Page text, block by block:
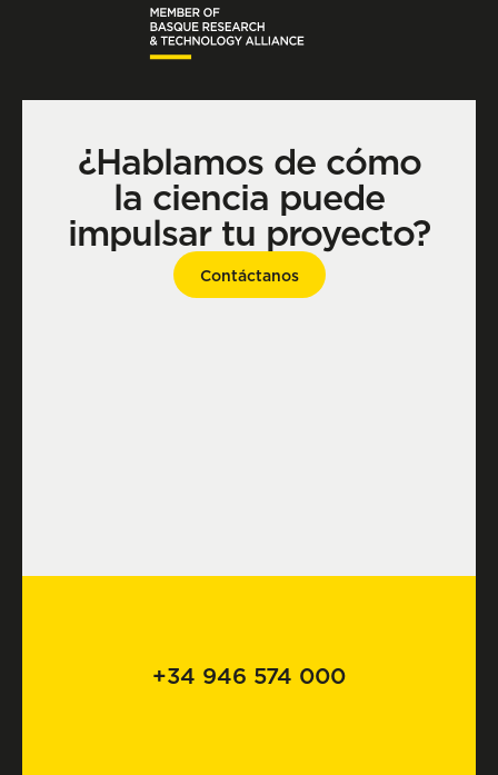
¿Hablamos de cómo
la ciencia puede
impulsar tu proyecto?
Contáctanos
+34 946 574 000